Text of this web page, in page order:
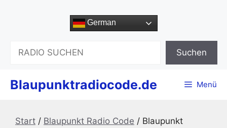
German
Suchen
Blaupunktradiocode.de Menü
Start / Blaupunkt Radio Code / Blaupunkt